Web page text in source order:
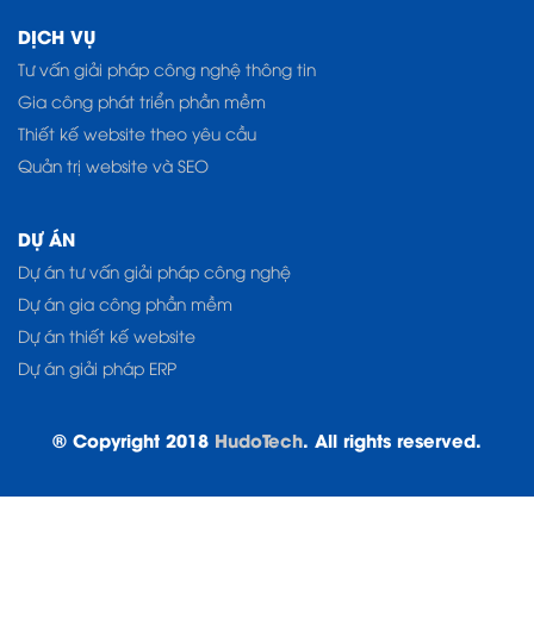
DỊCH VỤ
Tư vấn giải pháp công nghệ thông tin
Gia công phát triển phần mềm
Thiết kế website theo yêu cầu
Quản trị website và SEO
DỰ ÁN
Dự án tư vấn giải pháp công nghệ
Dự án gia công phần mềm
Dự án thiết kế website
Dự án giải pháp ERP
© Copyright 2018 HudoTech. All rights reserved.